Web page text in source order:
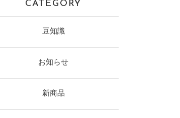
CATEGORY
豆知識
お知らせ
新商品